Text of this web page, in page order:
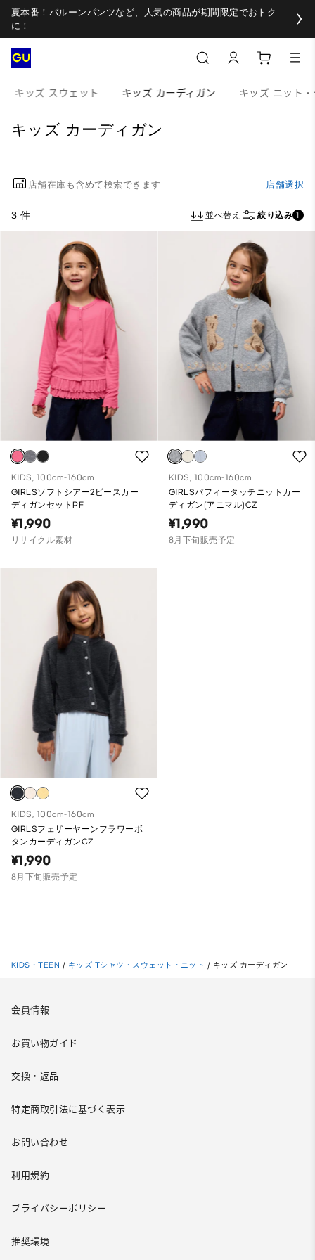
夏本番！バルーンパンツなど、人気の商品が期間限定でおトク
に！
キッズ スウェット キッズ カーディガン キッズ ニット
キッズ カーディガン
店舗在庫も含めて検索できます 店舗選択
3 件 並べ替え 絞り込み 1
KIDS, 100cm-160cm
GIRLSソフトシアー2ピースカー
ディガンセットPF
¥1,990
リサイクル素材
KIDS, 100cm-160cm
GIRLSパフィータッチニットカー
ディガン(アニマル)CZ
¥1,990
8月下旬販売予定
KIDS, 100cm-160cm
GIRLSフェザーヤーンフラワーボ
タンカーディガンCZ
¥1,990
8月下旬販売予定
KIDS・TEEN / キッズ Tシャツ・スウェット・ニット / キッズ カーディガン
会員情報
お買い物ガイド
交換・返品
特定商取引法に基づく表示
お問い合わせ
利用規約
プライバシーポリシー
推奨環境